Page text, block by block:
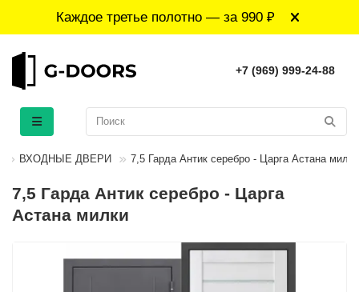
Каждое третье полотно — за 990 ₽
+7 (969) 999-24-88
ВХОДНЫЕ ДВЕРИ 7,5 Гарда Антик серебро - Царга Астана милки
7,5 Гарда Антик серебро - Царга
Астана милки